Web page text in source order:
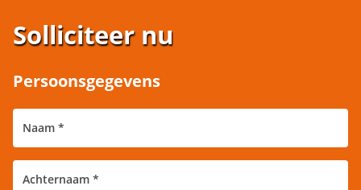
Solliciteer nu
Persoonsgegevens